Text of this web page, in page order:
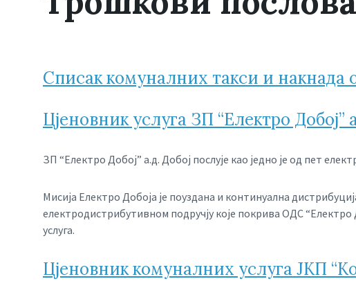
Списак комуналних такси и накнада
Цјеновник услуга ЗП “Електро Добој”
ЗП “Електро Добој” а.д. Добој послује као једно је од пет
Мисија Електро Добоја је поуздана и континуална
електродистрибутивном подручју које покрива ОДС
услуга.
Цјеновник комуналних услуга ЈКП